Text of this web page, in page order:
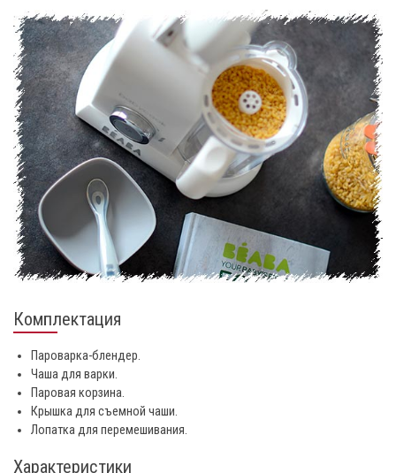
Комплектация
Пароварка-блендер.
Чаша для варки.
Паровая корзина.
Крышка для съемной чаши.
Лопатка для перемешивания.
Характеристики